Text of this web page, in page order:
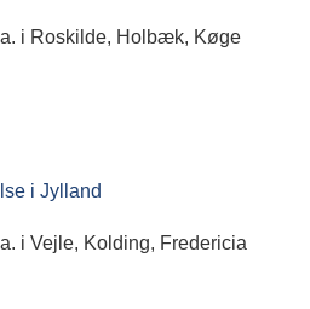
i Roskilde, Holbæk, Køge
i Jylland
i Vejle, Kolding, Fredericia